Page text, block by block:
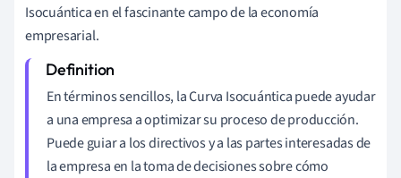
Isocuántica en el fascinante campo de la economía
empresarial.
En términos sencillos, la Curva Isocuántica puede ayudar
a una empresa a optimizar su proceso de producción.
Puede guiar a los directivos y a las partes interesadas de
la empresa en la toma de decisiones sobre cómo